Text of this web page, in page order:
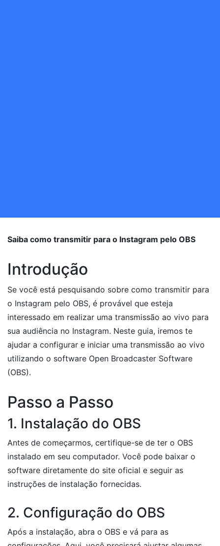
Saiba como transmitir para o Instagram pelo OBS
Introdução
Se você está pesquisando sobre como transmitir para
o Instagram pelo OBS, é provável que esteja
interessado em realizar uma transmissão ao vivo para
sua audiência no Instagram. Neste guia, iremos te
ajudar a configurar e iniciar uma transmissão ao vivo
utilizando o software Open Broadcaster Software
(OBS).
Passo a Passo
1. Instalação do OBS
Antes de começarmos, certifique-se de ter o OBS
instalado em seu computador. Você pode baixar o
software diretamente do site oficial e seguir as
instruções de instalação fornecidas.
2. Configuração do OBS
Após a instalação, abra o OBS e vá para as